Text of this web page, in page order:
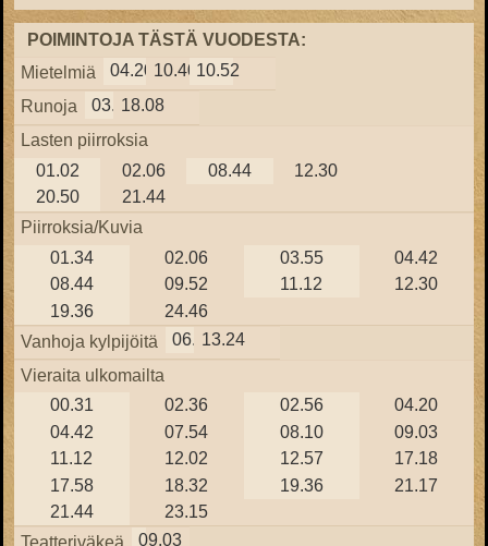
POIMINTOJA TÄSTÄ VUODESTA:
Mietelmiä
04.20 10.40 10.52
Runoja
03.4318.08
Lasten piirroksia
01.02
02.06 08.44
12.30
20.50
21.44
Piirroksia/Kuvia
01.34
02.06 03.55
04.42
08.44
09.52 11.12
12.30
19.36
24.46
Vanhoja kylpijöitä
06.3013.24
Vieraita ulkomailta
00.31
02.36 02.56
04.20
04.42
07.54 08.10
09.03
11.12
12.02 12.57
17.18
17.58
18.32 19.36
21.17
21.44
23.15
Teatteriväkeä
09.03